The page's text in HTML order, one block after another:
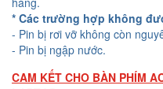
* Các trường hợp không
- Pin bị rơi vỡ không còn
- Pin bị ngập nước.
CAM KẾT CHO BÀN PHÍM